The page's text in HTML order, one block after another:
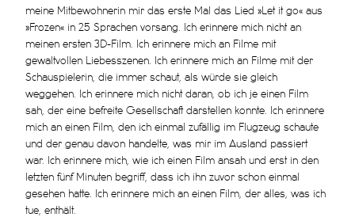
meine Mitbewohnerin mir das erste Mal das Lied »Let it go« aus
»Frozen« in 25 Sprachen vorsang. Ich erinnere mich nicht an
meinen ersten 3D-Film. Ich erinnere mich an Filme mit
gewaltvollen Liebesszenen. Ich erinnere mich an Filme mit der
Schauspielerin, die immer schaut, als würde sie gleich
weggehen. Ich erinnere mich nicht daran, ob ich je einen Film
sah, der eine befreite Gesellschaft darstellen konnte. Ich erinnere
mich an einen Film, den ich einmal zufällig im Flugzeug schaute
und der genau davon handelte, was mir im Ausland passiert
war. Ich erinnere mich, wie ich einen Film ansah und erst in den
letzten fünf Minuten begriff, dass ich ihn zuvor schon einmal
gesehen hatte. Ich erinnere mich an einen Film, der alles, was ich
tue, enthält.